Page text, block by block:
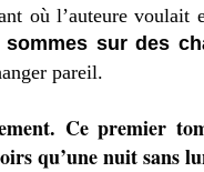
où l’auteure voulait
sur des
pareil.
Ce premier
qu’une nuit sans